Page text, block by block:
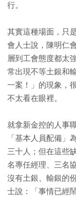
行。
其實這種場面，只
會人士說，陳明仁
層到工會態度都太
常出現不等土銀和
一案！」的現象，
不太看在眼裡。
就拿新金控的人事
「基本人員配備」
三十人；但在這些
名專任經理、三名
沒有土銀、輸銀的
士說：「事情已經